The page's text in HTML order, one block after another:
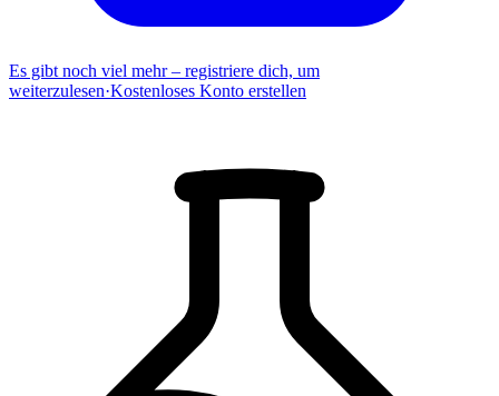
Es gibt noch viel mehr – registriere dich, um
weiterzulesen·Kostenloses Konto erstellen